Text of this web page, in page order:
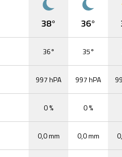
38°
36°
997 hPA
0 %
0,0 mm
36°
35°
997 hPA
0 %
0,0 mm